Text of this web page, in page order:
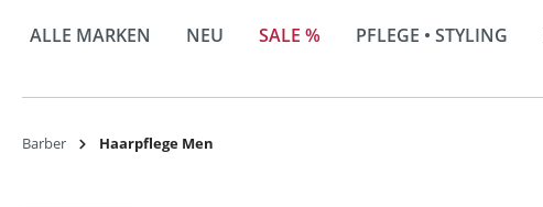
ALLE MARKEN NEU SALE % PFLEGE • STYLING
Barber Haarpflege Men